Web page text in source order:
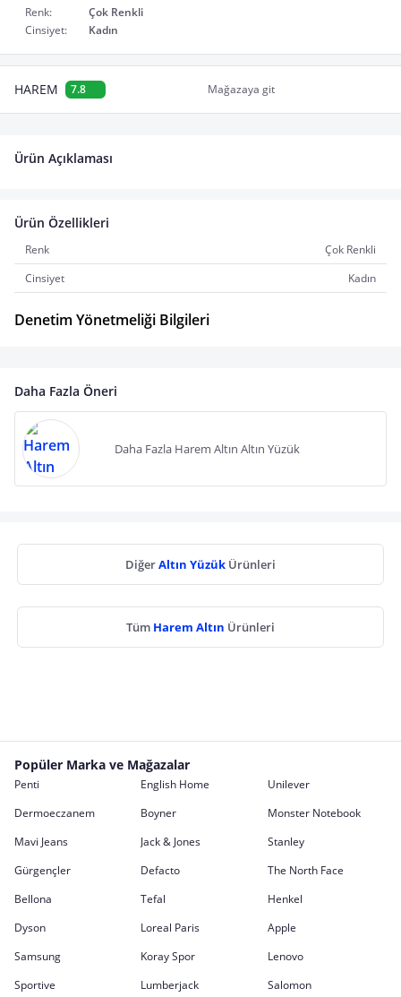
Renk:
Çok Renkli
Cinsiyet:
Kadın
HAREM 7.8 Mağazaya git
Ürün Açıklaması
Ürün Özellikleri
Renk
Çok Renkli
Cinsiyet
Kadın
Denetim Yönetmeliği Bilgileri
Daha Fazla Öneri
Daha Fazla Harem Altın Altın Yüzük
DiğerAltın Yüzük Ürünleri
Tüm Harem Altın Ürünleri
Popüler Marka ve Mağazalar
Penti English Home
Unilever
Dermoeczanem
Boyner
Monster Notebook
Mavi Jeans
Jack & Jones
Stanley
Gürgençler
Defacto
The North Face
Bellona
Tefal
Henkel
Dyson
Loreal Paris
Apple
Samsung
Koray Spor
Lenovo
Sportive
Lumberjack Salomon